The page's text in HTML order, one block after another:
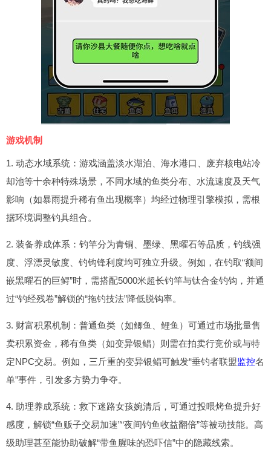
游戏机制
1. 动态水域系统：游戏涵盖淡水湖泊、海水港口、废弃核电站冷
却池等十余种特殊场景，不同水域的鱼类分布、水流速度及天气
影响（如暴雨提升稀有鱼出现概率）均经过物理引擎模拟，需根
据环境调整钓具组合。
2. 装备养成体系：钓竿分为青铜、墨绿、黑曜石等品质，钓线强
度、浮漂灵敏度、钓钩锋利度均可独立升级。例如，在钓取“额间
嵌黑曜石的巨鲟”时，需搭配5000米超长钓竿与钛合金钓钩，并通
过“钓经残卷”解锁的“拖钓技法”降低脱钩率。
3. 财富积累机制：普通鱼类（如鲫鱼、鲤鱼）可通过市场批量售
卖积累资金，稀有鱼类（如变异银鲳）则需在拍卖行竞价或与特
定NPC交易。例如，三斤重的变异银鲳可触发“垂钓者联盟监控名
单”事件，引发多方势力争夺。
4. 助理养成系统：救下迷路女孩婉清后，可通过投喂烤鱼提升好
感度，解锁“鱼贩子交易加速”“夜间钓鱼收益翻倍”等被动技能。高
级助理甚至能协助破解“带鱼腥味的恐吓信”中的隐藏线索。